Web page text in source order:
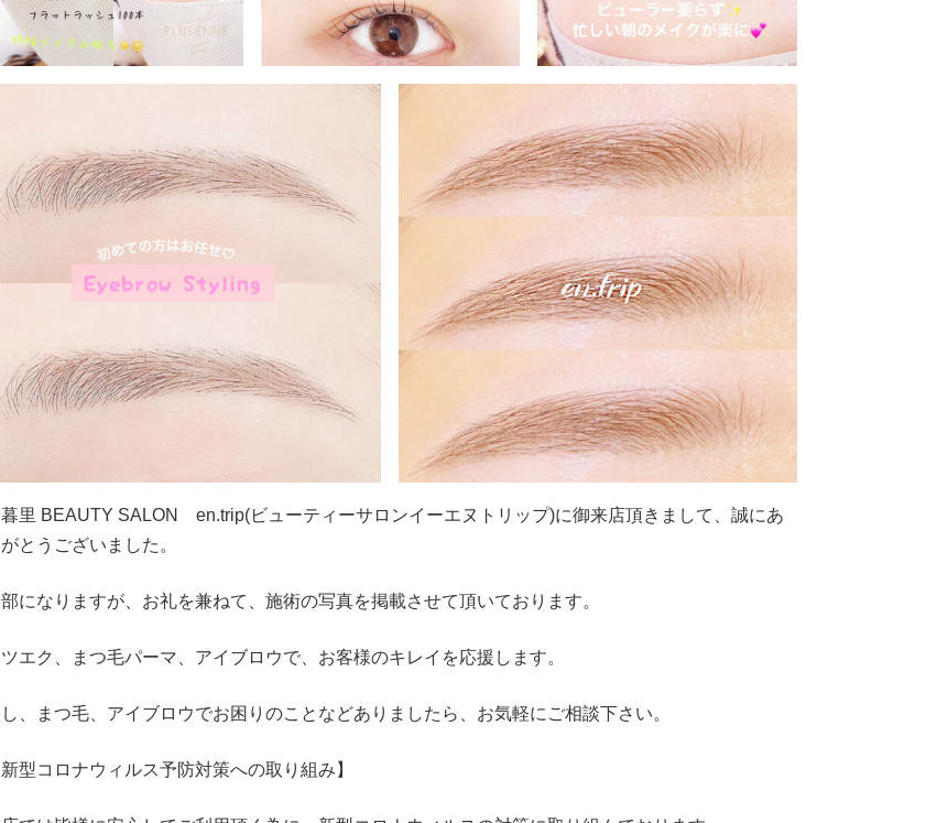
暮里 BEAUTY SALON en.trip(ビューティーサロンイーエヌトリップ)に御来店頂きまして、誠にあ
がとうございました。
になりますが、お礼を兼ねて、施術の写真を掲載させて頂いております。
エク、まつ毛パーマ、アイブロウで、お客様のキレイを応援します。
し、まつ毛、アイブロウでお困りのことなどありましたら、お気軽にご相談下さい。
新型コロナウィルス予防対策への取り組み】